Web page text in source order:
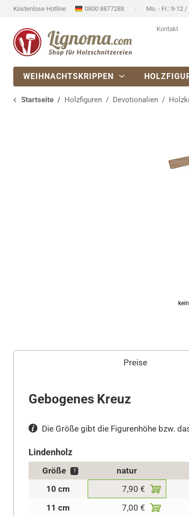
Kostenlose Hotline 0800 8877288 Mo. - Fr.: 9-12 /
Kontakt
WEIHNACHTSKRIPPEN
Startseite Holzfiguren Devotionalien
Preise
Gebogenes Kreuz
Die Größe gibt die Figurenhöhe bzw.
Lindenholz
Größe ? natur
10 cm
7,90 €
11 cm
7,00 €